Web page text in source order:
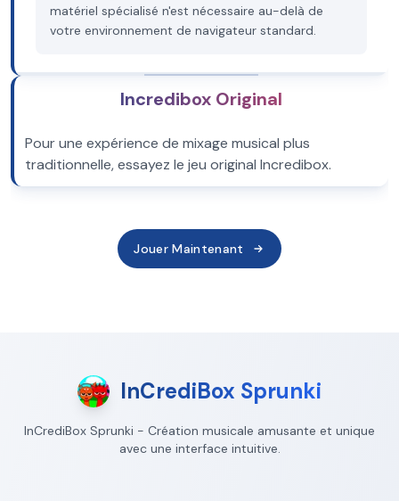
matériel spécialisé n'est nécessaire au-delà de
votre environnement de navigateur standard.
Incredibox Original
Pour une expérience de mixage musical plus
traditionnelle, essayez le jeu original Incredibox.
Jouer Maintenant
InCrediBox Sprunki
InCrediBox Sprunki - Création musicale amusante et unique
avec une interface intuitive.